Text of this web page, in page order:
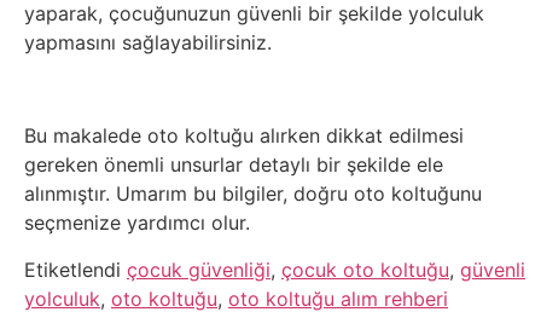
yaparak, çocuğunuzun güvenli bir şekilde yolculuk
yapmasını sağlayabilirsiniz.
Bu makalede oto koltuğu alırken dikkat edilmesi
gereken önemli unsurlar detaylı bir şekilde ele
alınmıştır. Umarım bu bilgiler, doğru oto koltuğunu
seçmenize yardımcı olur.
Etiketlendi çocuk güvenliği, çocuk oto koltuğu, güvenli
yolculuk, oto koltuğu, oto koltuğu alım rehberi